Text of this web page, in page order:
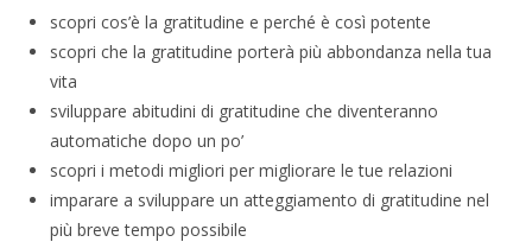
scopri cos’è la gratitudine e perché è così potente
scopri che la gratitudine porterà più abbondanza nella tua
vita
sviluppare abitudini di gratitudine che diventeranno
automatiche dopo un po’
scopri i metodi migliori per migliorare le tue relazioni
imparare a sviluppare un atteggiamento di gratitudine nel
più breve tempo possibile